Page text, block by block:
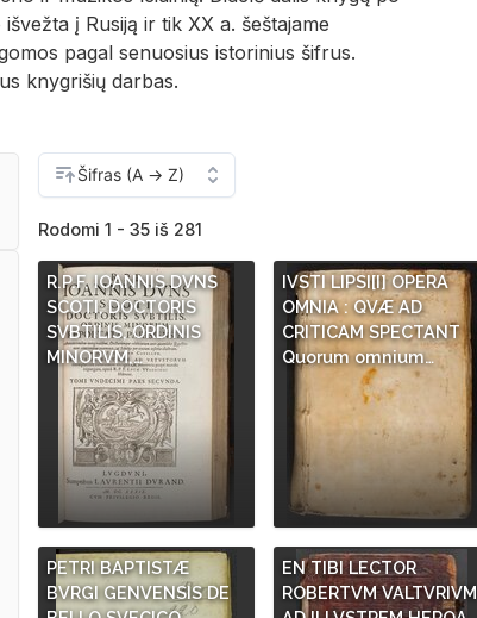
į Rusiją ir tik XX a. šeštajame
pagal senuosius istorinius šifrus.
knygrišių darbas.
Rodomi 1 - 35 iš 281
R.P.F. IOANNIS DVNS
SCOTI, DOCTORIS
SVBTILIS, ORDINIS
MINORVM,…
IVSTI LIPSI[I] OPERA
OMNIA : QVÆ AD
CRITICAM SPECTANT
Quorum omnium…
PETRI BAPTISTÆ
BVRGI GENVENSIS DE
EN TIBI LECTOR
ROBERTVM VALTVRIVM